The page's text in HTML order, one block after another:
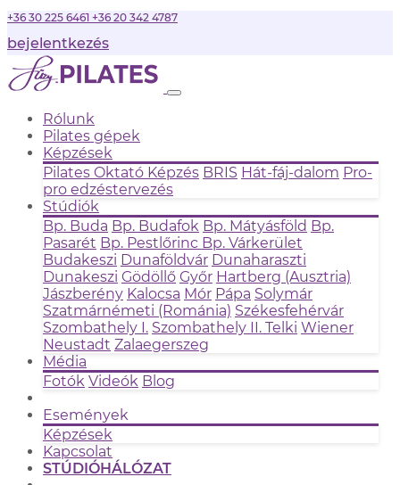
+36 30 225 6461 +36 20 342 4787
bejelentkezés
Rólunk
Pilates gépek
Képzések
Pilates Oktató Képzés BRIS Hát-fáj-dalom Pro-
pro edzéstervezés
Stúdiók
Bp. Buda Bp. Budafok Bp. Mátyásföld Bp.
Pasarét Bp. Pestlőrinc Bp. Várkerület
Budakeszi Dunaföldvár Dunaharaszti
Dunakeszi Gödöllő Győr Hartberg (Ausztria)
Jászberény Kalocsa Mór Pápa Solymár
Szatmárnémeti (Románia) Székesfehérvár
Szombathely I. Szombathely II. Telki Wiener
Neustadt Zalaegerszeg
Média
Fotók Videók Blog
Események
Képzések
Kapcsolat
STÚDIÓHÁLÓZAT